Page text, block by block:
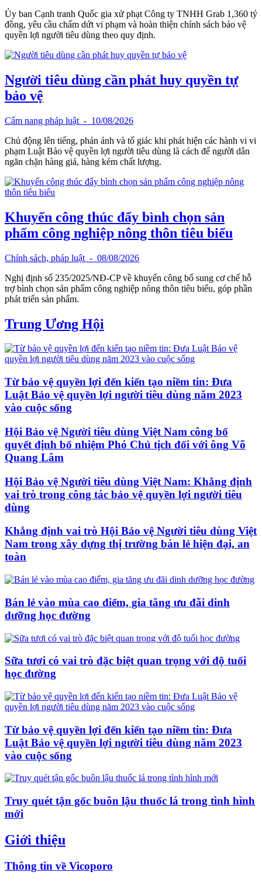
Ủy ban Cạnh tranh Quốc gia xử phạt Công ty TNHH Grab 1,360 tỷ
đồng, yêu cầu chấm dứt vi phạm và hoàn thiện chính sách bảo vệ
quyền lợi người tiêu dùng theo quy định.
Người tiêu dùng cần phát huy quyền tự
bảo vệ
Cẩm nang pháp luật - 10/08/2026
Chủ động lên tiếng, phản ánh và tố giác khi phát hiện các hành vi vi
phạm Luật Bảo vệ quyền lợi người tiêu dùng là cách để người dân
ngăn chặn hàng giả, hàng kém chất lượng.
Khuyến công thúc đẩy bình chọn sản
phẩm công nghiệp nông thôn tiêu biểu
Chính sách, pháp luật - 08/08/2026
Nghị định số 235/2025/NĐ-CP về khuyến công bổ sung cơ chế hỗ
trợ bình chọn sản phẩm công nghiệp nông thôn tiêu biểu, góp phần
phát triển sản phẩm.
Trung Ương Hội
Từ bảo vệ quyền lợi đến kiến tạo niềm tin: Đưa
Luật Bảo vệ quyền lợi người tiêu dùng năm 2023
vào cuộc sống
Hội Bảo vệ Người tiêu dùng Việt Nam công bố
quyết định bổ nhiệm Phó Chủ tịch đối với ông Võ
Quang Lâm
Hội Bảo vệ Người tiêu dùng Việt Nam: Khẳng định
vai trò trong công tác bảo vệ quyền lợi người tiêu
dùng
Khẳng định vai trò Hội Bảo vệ Người tiêu dùng Việt
Nam trong xây dựng thị trường bán lẻ hiện đại, an
toàn
Bán lẻ vào mùa cao điểm, gia tăng ưu đãi dinh
dưỡng học đường
Sữa tươi có vai trò đặc biệt quan trọng với độ tuổi
học đường
Từ bảo vệ quyền lợi đến kiến tạo niềm tin: Đưa
Luật Bảo vệ quyền lợi người tiêu dùng năm 2023
vào cuộc sống
Truy quét tận gốc buôn lậu thuốc lá trong tình hình
mới
Giới thiệu
Thông tin về Vicoporo